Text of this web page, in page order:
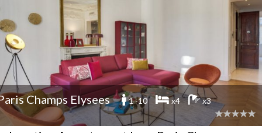
Champs Elysees 1 -10 x4 x3